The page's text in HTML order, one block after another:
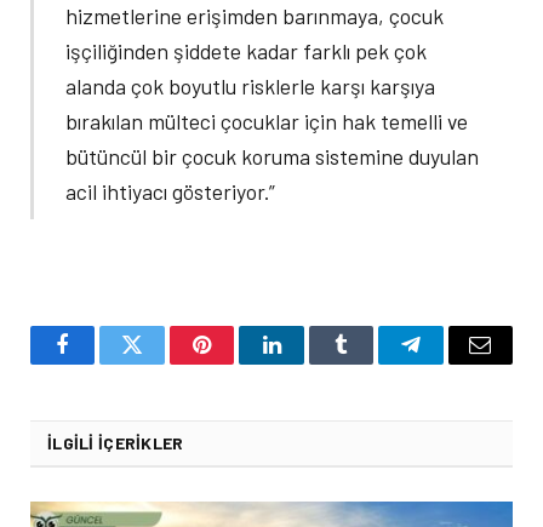
hizmetlerine erişimden barınmaya, çocuk
işçiliğinden şiddete kadar farklı pek çok
alanda çok boyutlu risklerle karşı karşıya
bırakılan mülteci çocuklar için hak temelli ve
bütüncül bir çocuk koruma sistemine duyulan
acil ihtiyacı gösteriyor.”
FacebookTwitter PinterestLinkedInTumblr TelegramEmail
İLGILI İÇERIKLER